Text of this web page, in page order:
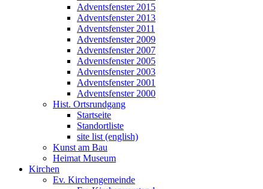
Adventsfenster 2015
Adventsfenster 2013
Adventsfenster 2011
Adventsfenster 2009
Adventsfenster 2007
Adventsfenster 2005
Adventsfenster 2003
Adventsfenster 2001
Adventsfenster 2000
Hist. Ortsrundgang
Startseite
Standortliste
site list (english)
Kunst am Bau
Heimat Museum
Kirchen
Ev. Kirchengemeinde